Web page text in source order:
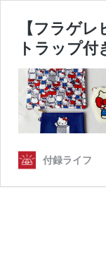
【フラゲ
トラップ付
付録ライフ